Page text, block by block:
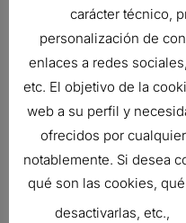
FILTRO DE
FILTRO DE
carácter técnico,
personalización de
enlaces a redes
etc. El objetivo de la
web a su perfil y
ofrecidos por
notablemente. Si desea
qué son las cookies,
desactivarlas, etc.,